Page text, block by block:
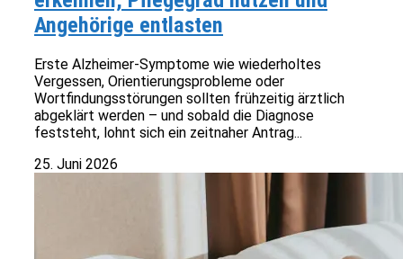
Angehörige entlasten
Erste Alzheimer-Symptome wie wiederholtes
Vergessen, Orientierungsprobleme oder
Wortfindungsstörungen sollten frühzeitig ärztlich
abgeklärt werden – und sobald die Diagnose
feststeht, lohnt sich ein zeitnaher Antrag...
25. Juni 2026